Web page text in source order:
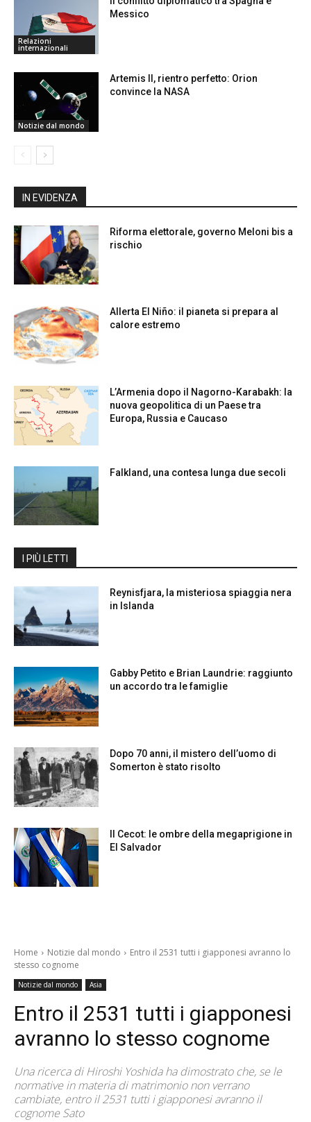
Relazioni
internazionali
Messico
Notizie dal mondo
Artemis II, rientro perfetto: Orion
convince la NASA
IN EVIDENZA
Riforma elettorale, governo Meloni bis a
rischio
Allerta El Niño: il pianeta si prepara al
calore estremo
L’Armenia dopo il Nagorno-Karabakh: la
nuova geopolitica di un Paese tra
Europa, Russia e Caucaso
Falkland, una contesa lunga due secoli
I PIÙ LETTI
Reynisfjara, la misteriosa spiaggia nera
in Islanda
Gabby Petito e Brian Laundrie: raggiunto
un accordo tra le famiglie
Dopo 70 anni, il mistero dell’uomo di
Somerton è stato risolto
Il Cecot: le ombre della megaprigione in
El Salvador